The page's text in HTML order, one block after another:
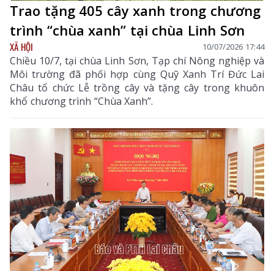
Trao tặng 405 cây xanh trong chương
trình “chùa xanh” tại chùa Linh Sơn
XÃ HỘI 10/07/2026 17:44
Chiều 10/7, tại chùa Linh Sơn, Tạp chí Nông nghiệp và
Môi trường đã phối hợp cùng Quỹ Xanh Trí Đức Lai
Châu tổ chức Lễ trồng cây và tặng cây trong khuôn
khổ chương trình “Chùa Xanh”.